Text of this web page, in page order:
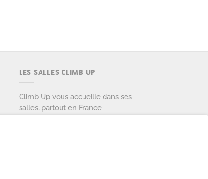
LES SALLES CLIMB UP
Climb Up vous accueille dans ses
salles, partout en France